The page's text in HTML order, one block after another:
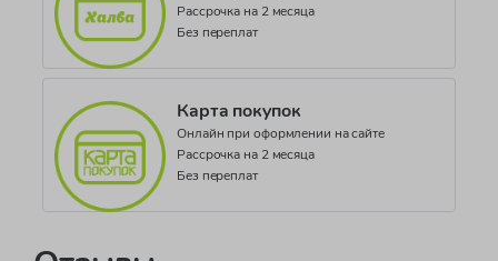
Рассрочка на 2 месяца
Без переплат
Карта покупок
Онлайн при оформлении на сайте
Рассрочка на 2 месяца
Без переплат